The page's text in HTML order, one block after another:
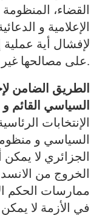
القضاء، المنظومة
الإعلامية و
لإفشال أية عملية
على مصالحها غير المشروعة.
السياسي القائم
الإنتخابات
السياسي و
الجزائري لا
الخروج من
ممارسات الحكم
في الأزمة لا